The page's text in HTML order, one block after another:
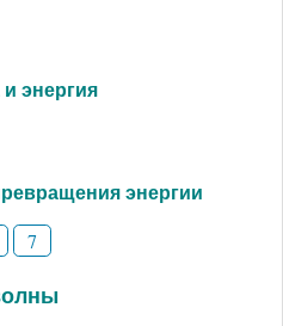
энергия
энергии
7